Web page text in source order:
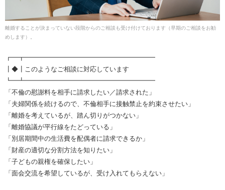
離婚することが決まっていない段階からのご相談も受け付けております（早期のご相談をお勧
めします）。
┏━┳━━━━━━━━━━━━━━━━━━━━
┃◆┃このようなご相談に対応しています
┗━┻━━━━━━━━━━━━━━━━━━━━
「不倫の慰謝料を相手に請求したい／請求された」
「夫婦関係を続けるので、不倫相手に接触禁止を約束させたい」
「離婚を考えているが、踏ん切りがつかない」
「離婚協議が平行線をたどっている」
「別居期間中の生活費を配偶者に請求できるか」
「財産の適切な分割方法を知りたい」
「子どもの親権を確保したい」
「面会交流を希望しているが、受け入れてもらえない」